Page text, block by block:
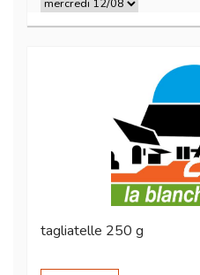
tagliatelle 250 g